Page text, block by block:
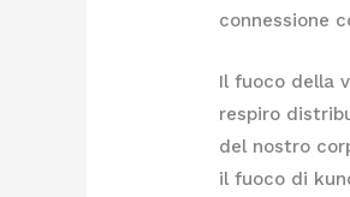
connessione
Il fuoco della
respiro
del nostro
il fuoco di